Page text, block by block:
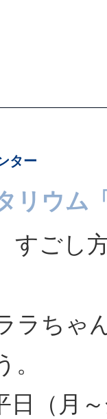
ター
リウム
ごし方
ラちゃ
日（月